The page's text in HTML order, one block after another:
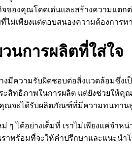
งคุณโดดเด่นและสร้างความแตกต่
ที่ไม่เพียงแต่ตอบสนองความต้องการ
นการผลิตที่ใส่ใจ
มีความรับผิดชอบต่อสิ่งแวดล้อมซึ่
ทธิภาพในการผลิต แต่ยังช่วยให้คุ
จะได้รับผลิตภัณฑ์ที่มีความทนทาน
ได้อย่างเต็มที่ เราไม่เพียงแค่จำหน่
าพร้อมที่จะให้คำปรึกษาและแนะ